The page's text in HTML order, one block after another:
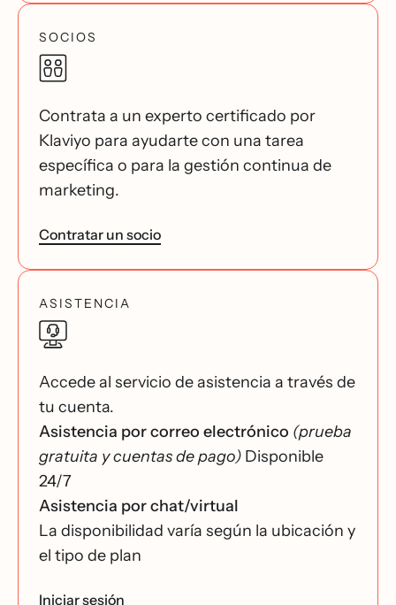
SOCIOS
Contrata a un experto certificado por
Klaviyo para ayudarte con una tarea
específica o para la gestión continua de
marketing.
Contratar un socio
ASISTENCIA
Accede al servicio de asistencia a través de
tu cuenta.
Asistencia por correo electrónico (prueba
gratuita y cuentas de pago) Disponible
24/7
Asistencia por chat/virtual
La disponibilidad varía según la ubicación y
el tipo de plan
Iniciar sesión